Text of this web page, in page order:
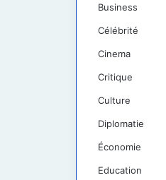
Business
Célébrité
Cinema
Critique
Culture
Diplomatie
Économie
Education